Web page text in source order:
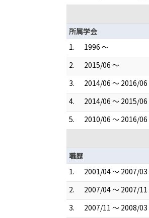
所属学会
1.
1996 ～
2.
2015/06 ～
3.
2014/06 ～ 2016/06
4.
2014/06 ～ 2015/06
5.
2010/06 ～ 2016/06
職歴
1.
2001/04 ～ 2007/03
2.
2007/04 ～ 2007/11
3.
2007/11 ～ 2008/03